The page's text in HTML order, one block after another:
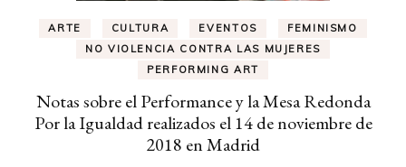
ARTE CULTURA EVENTOS
FEMINISMO
NO VIOLENCIA CONTRA LAS MUJERES
PERFORMING ART
Notas sobre el Performance y la Mesa Redonda
Por la Igualdad realizados el 14 de noviembre de
2018 en Madrid